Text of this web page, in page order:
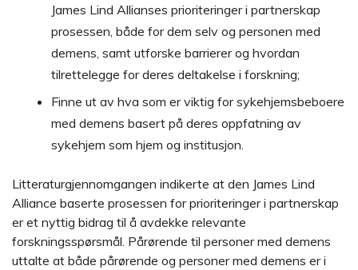
James Lind Allianses prioriteringer i partnerskap
prosessen, både for dem selv og personen med
demens, samt utforske barrierer og hvordan
tilrettelegge for deres deltakelse i forskning;
Finne ut av hva som er viktig for sykehjemsbeboere
med demens basert på deres oppfatning av
sykehjem som hjem og institusjon.
Litteraturgjennomgangen indikerte at den James Lind
Alliance baserte prosessen for prioriteringer i partnerskap
er et nyttig bidrag til å avdekke relevante
forskningsspørsmål. Pårørende til personer med demens
uttalte at både pårørende og personer med demens er i